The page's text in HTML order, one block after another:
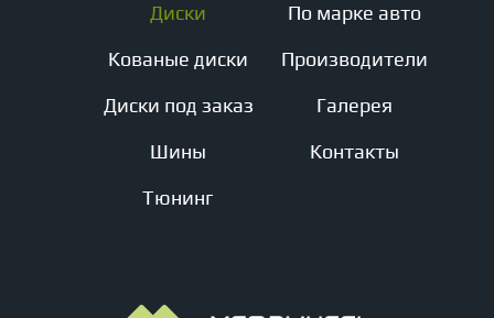
Диски
Кованые диски
Диски под заказ
Шины
Тюнинг
По марке авто
Производители
Галерея
Контакты